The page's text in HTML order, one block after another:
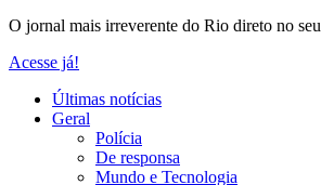
O jornal mais irreverente do Rio direto no
Acesse já!
Últimas notícias
Geral
Polícia
De responsa
Mundo e Tecnologia